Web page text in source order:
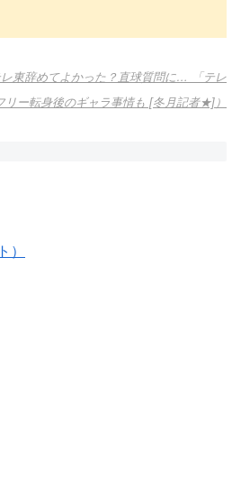
東辞めてよかった？直球質問に… 「テレ
リー転身後のギャラ事情も [冬月記者★]）
）